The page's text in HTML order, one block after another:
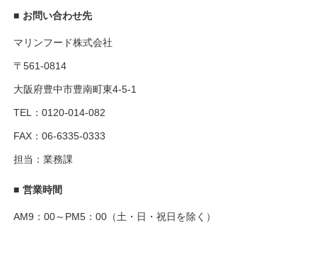
■ お問い合わせ先
マリンフード株式会社
〒561-0814
大阪府豊中市豊南町東4-5-1
TEL：0120-014-082
FAX：06-6335-0333
担当：業務課
■ 営業時間
AM9：00～PM5：00（土・日・祝日を除く）